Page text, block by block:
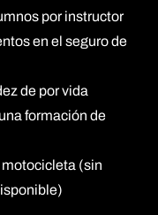
por instructor
en el seguro de
de por vida
formación de
(sin